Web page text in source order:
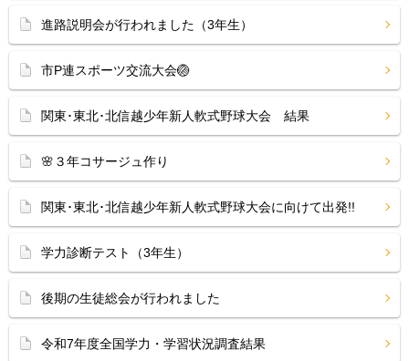
進路説明会が行われました（3年生）
市P連スポーツ交流大会🏐
関東･東北･北信越少年新人軟式野球大会 結果
🌸３年コサージュ作り
関東･東北･北信越少年新人軟式野球大会に向けて出発!!
学力診断テスト（3年生）
後期の生徒総会が行われました
令和7年度全国学力・学習状況調査結果